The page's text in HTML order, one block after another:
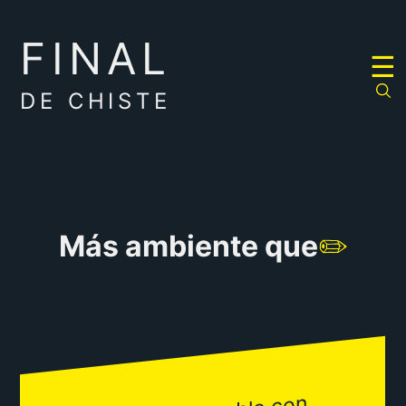
FINAL
DE CHISTE
☰
Más ambiente que✏️